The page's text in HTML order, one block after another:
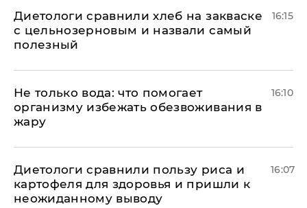
Диетологи сравнили хлеб на закваске
с цельнозерновым и назвали самый
полезный
16:15
Не только вода: что помогает
организму избежать обезвоживания в
жару
16:10
Диетологи сравнили пользу риса и
картофеля для здоровья и пришли к
неожиданному выводу
16:07